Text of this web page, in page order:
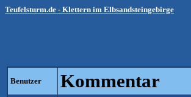
Teufelsturm.de - Klettern im Elbsandsteingebirge
Benutzer Kommentar